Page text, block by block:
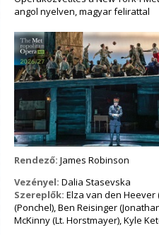
angol nyelven, magyar felirattal
Rendező: James Robinson
Vezényel: Dalia Stasevska
Szereplők: Elza van den Heever
(Ponchel), Ben Reisinger
McKinny (Lt. Horstmayer), Kyle